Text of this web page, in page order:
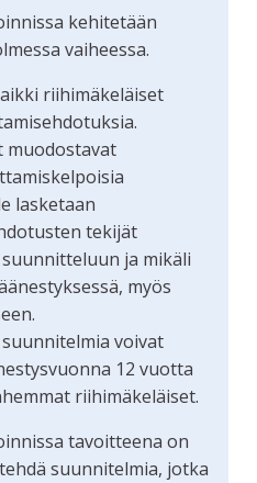
kehitetään
vaiheessa.
riihimäkeläiset
muodostavat
lasketaan
tekijät
ja mikäli
myös
voivat
12 vuotta
riihimäkeläiset.
tavoitteena on
suunnitelmia, jotka